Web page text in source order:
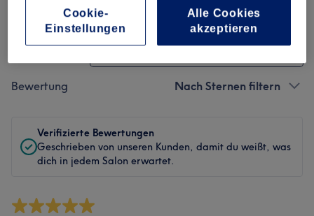
Bewertungen filtern
Behandlung Alle Bewertungen
Bewertung Nach Sternen filtern
Verifizierte Bewertungen
Geschrieben von unseren Kunden, damit du weißt, was
dich in jedem Salon erwartet.
Alle Cookies
akzeptieren
Cookie-
Einstellungen